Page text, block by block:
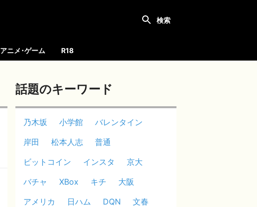
アニメ･ゲーム R18
話題のキーワード
乃木坂 小学館
バレンタイン
岸田
松本人志
普通
ビットコイン
インスタ
京大
バチャ
XBox キチ
大阪
アメリカ
日ハム DQN
文春